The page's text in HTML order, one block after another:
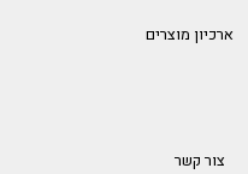
ארכיון מוצרים
צור קשר